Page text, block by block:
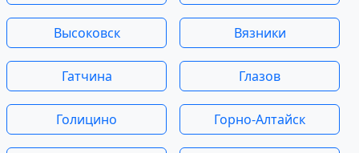
Высоковск Вязники
Гатчина Глазов
Голицино Горно-Алтайск